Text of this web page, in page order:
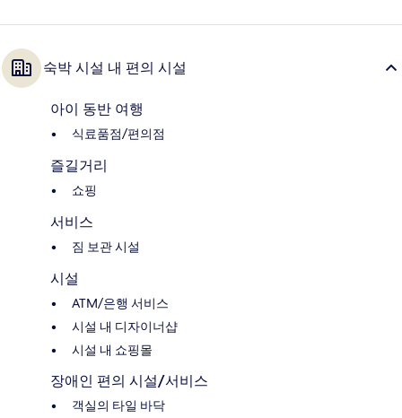
숙박 시설 내 편의 시설
아이 동반 여행
식료품점/편의점
즐길거리
쇼핑
서비스
짐 보관 시설
시설
ATM/은행 서비스
시설 내 디자이너샵
시설 내 쇼핑몰
장애인 편의 시설/서비스
객실의 타일 바닥